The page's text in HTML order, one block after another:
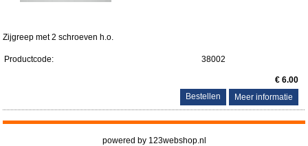
Zijgreep met 2 schroeven h.o.
Productcode: 38002
€ 6.00
Meer informatie
powered by 123webshop.nl